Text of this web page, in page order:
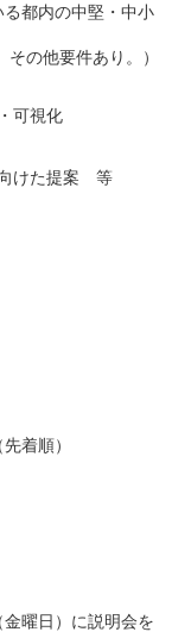
都内の中堅・中小
の他要件あり。）
可視化
けた提案 等
着順）
曜日）に説明会を